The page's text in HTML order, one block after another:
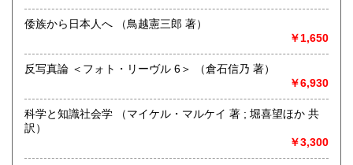
〈 人文書・美術書・専門書 〉
☎買取受付フリーダイヤル 0120-989-307
倭族から日本人へ （鳥越憲三郎 著）
￥1,650
反写真論 ＜フォト・リーヴル 6＞ （倉石信乃 著）
￥6,930
科学と知識社会学 （マイケル・マルケイ 著 ; 堀喜望ほか 共
訳）
￥3,300